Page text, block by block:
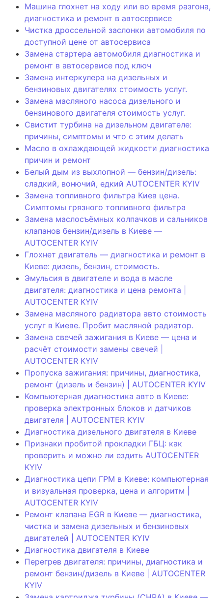
Машина глохнет на ходу или во время разгона,
диагностика и ремонт в автосервисе
Чистка дроссельной заслонки автомобиля по
доступной цене от автосервиса
Замена стартера автомобиля диагностика и
ремонт в автосервисе под ключ
Замена интеркулера на дизельных и
бензиновых двигателях стоимость услуг.
Замена масляного насоса дизельного и
бензинового двигателя стоимость услуг.
Свистит турбина на дизельном двигателе:
причины, симптомы и что с этим делать
Масло в охлаждающей жидкости диагностика
причин и ремонт
Белый дым из выхлопной — бензин/дизель:
сладкий, вонючий, едкий AUTOCENTER KYIV
Замена топливного фильтра Киев цена.
Симптомы грязного топливного фильтра
Замена маслосъёмных колпачков и сальников
клапанов бензин/дизель в Киеве —
AUTOCENTER KYIV
Глохнет двигатель — диагностика и ремонт в
Киеве: дизель, бензин, стоимость.
Эмульсия в двигателе и вода в масле
двигателя: диагностика и цена ремонта |
AUTOCENTER KYIV
Замена масляного радиатора авто стоимость
услуг в Киеве. Пробит масляной радиатор.
Замена свечей зажигания в Киеве — цена и
расчёт стоимости замены свечей |
AUTOCENTER KYIV
Пропуска зажигания: причины, диагностика,
ремонт (дизель и бензин) | AUTOCENTER KYIV
Компьютерная диагностика авто в Киеве:
проверка электронных блоков и датчиков
двигателя | AUTOCENTER KYIV
Диагностика дизельного двигателя в Киеве
Признаки пробитой прокладки ГБЦ: как
проверить и можно ли ездить AUTOCENTER
KYIV
Диагностика цепи ГРМ в Киеве: компьютерная
и визуальная проверка, цена и алгоритм |
AUTOCENTER KYIV
Ремонт клапана EGR в Киеве — диагностика,
чистка и замена дизельных и бензиновых
двигателей | AUTOCENTER KYIV
Диагностика двигателя в Киеве
Перегрев двигателя: причины, диагностика и
ремонт бензин/дизель в Киеве | AUTOCENTER
KYIV